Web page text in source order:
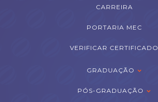
CARREIRA
PORTARIA MEC
VERIFICAR CERTIFICADO
GRADUAÇÃO
PÓS-GRADUAÇÃO